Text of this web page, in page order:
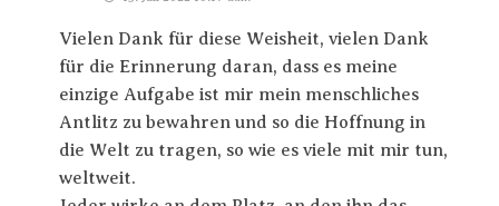
Vielen Dank für diese Weisheit, vielen Dank
für die Erinnerung daran, dass es meine
einzige Aufgabe ist mir mein menschliches
Antlitz zu bewahren und so die Hoffnung in
die Welt zu tragen, so wie es viele mit mir tun,
weltweit.